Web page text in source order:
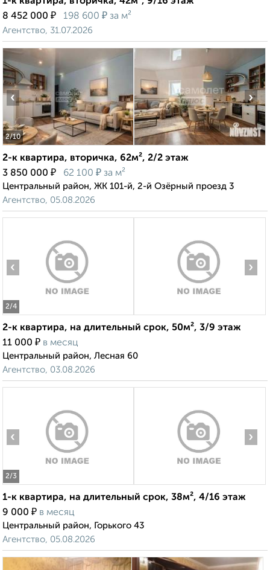
8 452 000 ₽ 198 600 ₽ за м²
Агентство, 31.07.2026
2/10
‹ ›
2-к квартира, вторичка, 62м², 2/2 этаж
3 850 000 ₽ 62 100 ₽ за м²
Центральный район, ЖК 101-й, 2-й Озёрный проезд 3
Агентство, 05.08.2026
2/4
‹ ›
2-к квартира, на длительный срок, 50м², 3/9 этаж
11 000 ₽ в месяц
Центральный район, Лесная 60
Агентство, 03.08.2026
2/3
‹ ›
1-к квартира, на длительный срок, 38м², 4/16 этаж
9 000 ₽ в месяц
Центральный район, Горького 43
Агентство, 05.08.2026